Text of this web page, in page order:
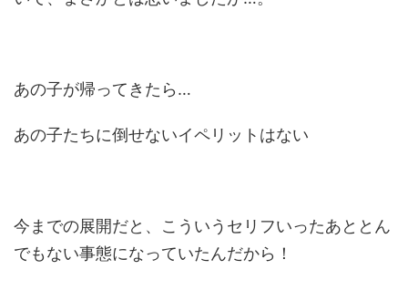
あの子が帰ってきたら…
あの子たちに倒せないイペリットはない
今までの展開だと、こういうセリフいったあととん
でもない事態になっていたんだから！